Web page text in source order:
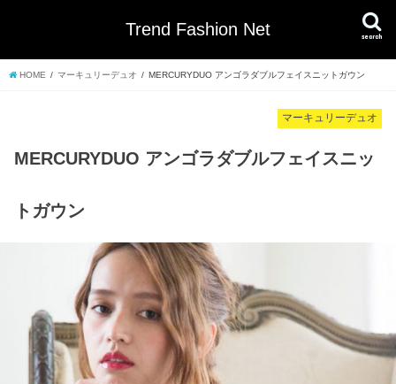
Trend Fashion Net search
HOME マーキュリーデュオ MERCURYDUO アンゴラダブルフェイスニットガウン
マーキュリーデュオ
MERCURYDUO アンゴラダブルフェイスニッ
トガウン